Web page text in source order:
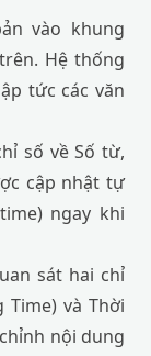
vào khung
Hệ thống
tức các văn
số về Số từ,
cập nhật tự
ngay khi
sát hai chỉ
Time) và Thời
nội dung